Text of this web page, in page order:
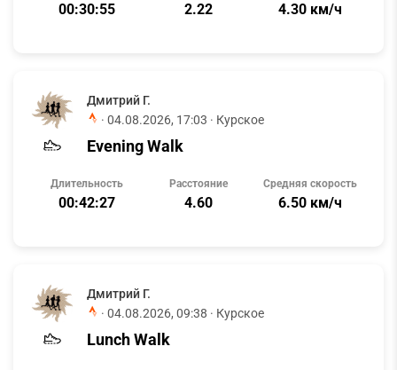
00:30:55 2.22 4.30 км/ч
Дмитрий Г.
· 04.08.2026, 17:03 · Курское
Evening Walk
Длительность
00:42:27
Расстояние
4.60
Средняя скорость
6.50 км/ч
Дмитрий Г.
· 04.08.2026, 09:38 · Курское
Lunch Walk